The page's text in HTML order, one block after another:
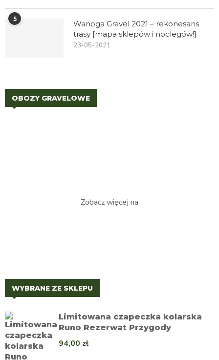
5
Wanoga Gravel 2021 – rekonesans
trasy [mapa sklepów i noclegów!]
23-05-2021
OBOZY GRAVELOWE
Zobacz więcej na
WYBRANE ZE SKLEPU
Limitowana czapeczka kolarska
Runo Rezerwat Przygody
94,00 zł